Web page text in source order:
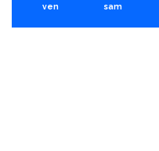
ven sam